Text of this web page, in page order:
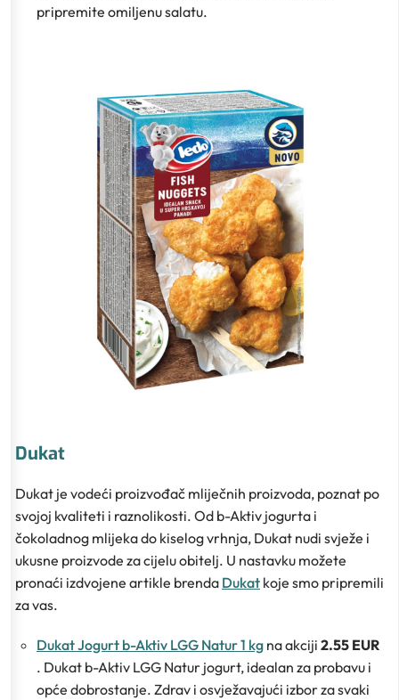
pripremite omiljenu salatu.
Dukat
Dukat je vodeći proizvođač mliječnih proizvoda, poznat po
svojoj kvaliteti i raznolikosti. Od b-Aktiv jogurta i
čokoladnog mlijeka do kiselog vrhnja, Dukat nudi svježe i
ukusne proizvode za cijelu obitelj. U nastavku možete
pronaći izdvojene artikle brenda Dukat koje smo pripremili
za vas.
Dukat Jogurt b-Aktiv LGG Natur 1 kg na akciji 2.55 EUR
. Dukat b-Aktiv LGG Natur jogurt, idealan za probavu i
opće dobrostanje. Zdrav i osvježavajući izbor za svaki